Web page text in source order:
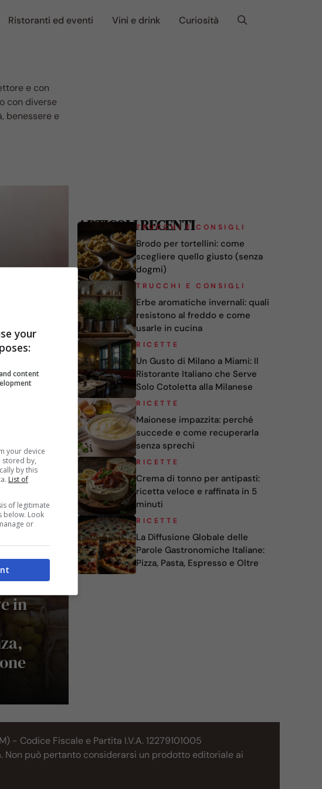
Ristoranti ed eventi Vini e drink Curiosità
e con
con diverse
benessere e
la
in
ARTICOLI RECENTI
TRUCCHI E CONSIGLI
Brodo per tortellini: come
scegliere quello giusto (senza
dogmi)
TRUCCHI E CONSIGLI
Erbe aromatiche invernali: quali
resistono al freddo e come
usarle in cucina
RICETTE
Un Gusto di Milano a Miami: Il
Ristorante Italiano che Serve
Solo Cotoletta alla Milanese
RICETTE
Maionese impazzita: perché
succede e come recuperarla
senza sprechi
RICETTE
Crema di tonno per antipasti:
ricetta veloce e raffinata in 5
minuti
RICETTE
La Diffusione Globale delle
Parole Gastronomiche Italiane:
Pizza, Pasta, Espresso e Oltre
- Codice Fiscale e Partita I.V.A. 12279101005
Non può pertanto considerarsi un prodotto editoriale ai
your
content
your device
stored by,
by this
List of
of legitimate
below. Look
or